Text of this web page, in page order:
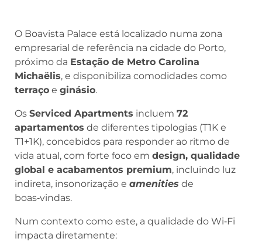
O Boavista Palace está localizado numa zona
empresarial de referência na cidade do Porto,
próximo da Estação de Metro Carolina
Michaëlis, e disponibiliza comodidades como
terraço e ginásio.
Os Serviced Apartments incluem 72
apartamentos de diferentes tipologias (T1K e
T1+1K), concebidos para responder ao ritmo de
vida atual, com forte foco em design, qualidade
global e acabamentos premium, incluindo luz
indireta, insonorização e amenities de
boas‑vindas.
Num contexto como este, a qualidade do Wi‑Fi
impacta diretamente: